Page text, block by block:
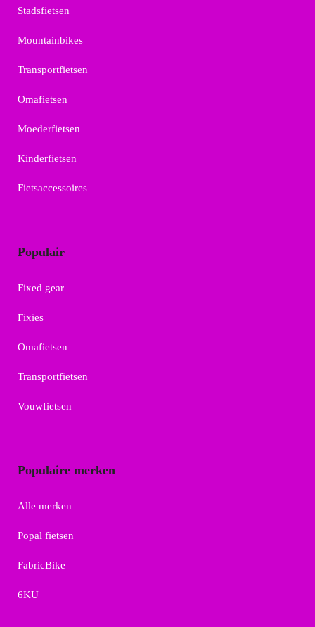
Stadsfietsen
Mountainbikes
Transportfietsen
Omafietsen
Moederfietsen
Kinderfietsen
Fietsaccessoires
Populair
Fixed gear
Fixies
Omafietsen
Transportfietsen
Vouwfietsen
Populaire merken
Alle merken
Popal fietsen
FabricBike
6KU